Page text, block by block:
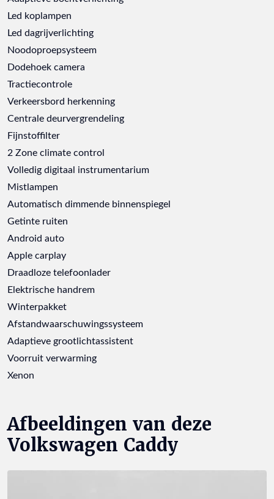
Led koplampen
Led dagrijverlichting
Noodoproepsysteem
Dodehoek camera
Tractiecontrole
Verkeersbord herkenning
Centrale deurvergrendeling
Fijnstoffilter
2 Zone climate control
Volledig digitaal instrumentarium
Mistlampen
Automatisch dimmende binnenspiegel
Getinte ruiten
Android auto
Apple carplay
Draadloze telefoonlader
Elektrische handrem
Winterpakket
Afstandwaarschuwingssysteem
Adaptieve grootlichtassistent
Voorruit verwarming
Xenon
Afbeeldingen van deze
Volkswagen Caddy